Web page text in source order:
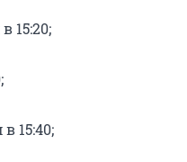
15:20;
15:40;